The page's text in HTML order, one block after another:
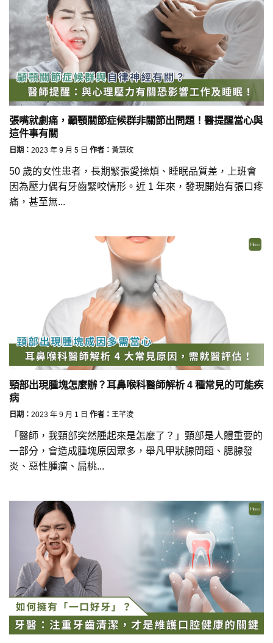
張嘴就劇痛，顳顎關節症候群非關節出問題！醫提醒當心與
這件事有關
日期： 2023 年 9 月 5 日 作者： 黃慧玫
50 歲的女性患者，長期緊張愛操煩、睡眠品質差，上班會
因為壓力偶有牙齒緊咬情形。近 1 年來，發現開始有張口疼
痛，甚至無...
頸部出現腫塊怎麼辦？耳鼻喉科醫師解析 4 種常見的可能疾
病
日期： 2023 年 9 月 1 日 作者： 王芊淩
「醫師，我頸部突然腫起來是怎麼了？」頸部是人體重要的
一部分，會造成腫塊原因眾多，舉凡甲狀腺問題、腮腺發
炎、惡性腫瘤、扁桃...